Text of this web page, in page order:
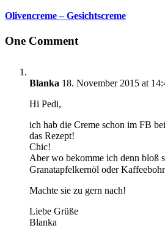
Olivencreme – Gesichtscreme
One Comment
Blanka 18. November 2015 at
Hi Pedi,
ich hab die Creme schon im FB
das Rezept!
Chic!
Aber wo bekomme ich denn bloß
Granatapfelkernöl oder
Machte sie zu gern nach!
Liebe Grüße
Blanka